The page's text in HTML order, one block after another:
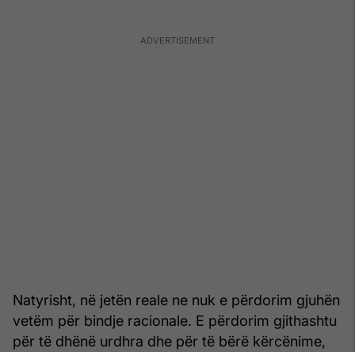
Natyrisht, në jetën reale ne nuk e përdorim gjuhën
vetëm për bindje racionale. E përdorim gjithashtu
për të dhënë urdhra dhe për të bërë kërcënime,